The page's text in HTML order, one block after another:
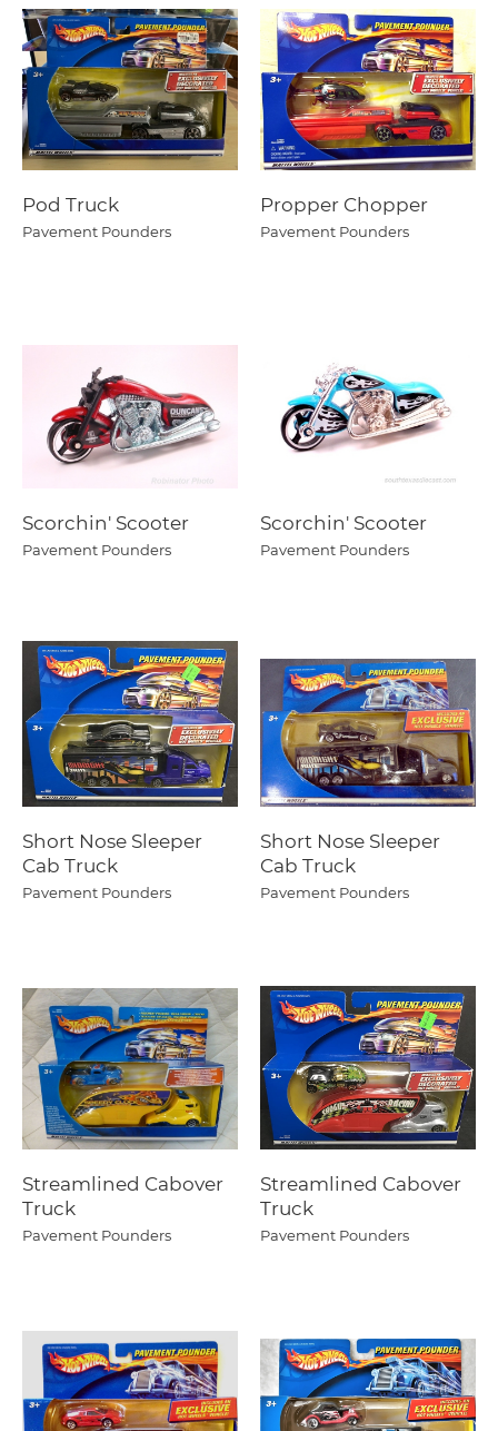
Pod Truck
Pavement Pounders
Propper Chopper
Pavement Pounders
Scorchin' Scooter
Pavement Pounders
Scorchin' Scooter
Pavement Pounders
Short Nose Sleeper
Cab Truck
Pavement Pounders
Short Nose Sleeper
Cab Truck
Pavement Pounders
Streamlined Cabover
Truck
Pavement Pounders
Streamlined Cabover
Truck
Pavement Pounders